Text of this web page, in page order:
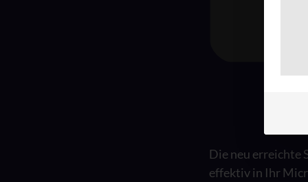
Die neu erreichte
effektiv in Ihr